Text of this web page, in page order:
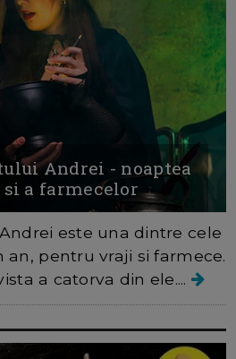
Andrei - noaptea
a farmecelor
este una dintre cele
pentru vraji si farmece.
a catorva din ele....